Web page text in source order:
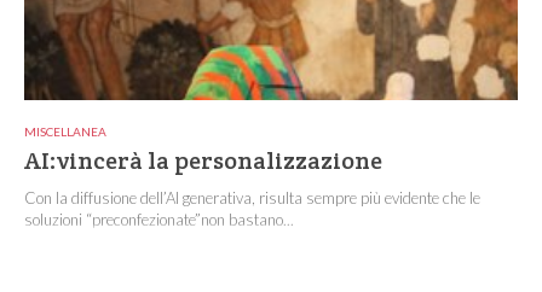
MISCELLANEA
AI:vincerà la personalizzazione
Con la diffusione dell’AI generativa, risulta sempre più evidente che le
soluzioni “preconfezionate”non bastano...